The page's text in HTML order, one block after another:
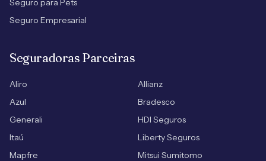
Seguro para Pets
Seguro Empresarial
Seguradoras Parceiras
Aliro
Allianz
Azul
Bradesco
Generali
HDI Seguros
Itaú
Liberty Seguros
Mapfre
Mitsui Sumitomo